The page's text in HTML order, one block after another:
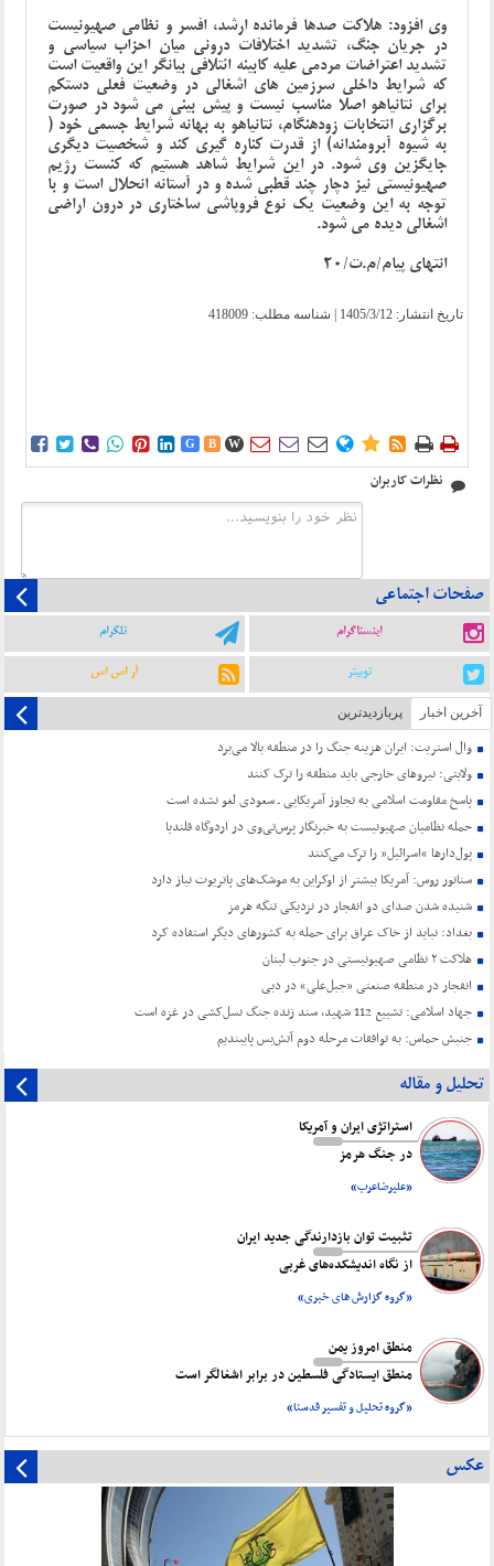
وی افزود: هلاکت صدها فرمانده ارشد، افسر و نظامی صهیونیست
در جریان جنگ، تشدید اختلافات درونی میان احزاب سیاسی و
تشدید اعتراضات مردمی علیه کابینه ائتلافی بیانگر این واقعیت است
که شرایط داخلی سرزمین های اشغالی در وضعیت فعلی دستکم
برای نتانیاهو اصلا مناسب نیست و پیش بینی می شود در صورت
برگزاری انتخابات زودهنگام، نتانیاهو به بهانه شرایط جسمی خود (
به شیوه آبرومندانه) از قدرت کناره گیری کند و شخصیت دیگری
جایگزین وی شود. در این شرایط شاهد هستیم که کنست رژیم
صهیونیستی نیز دچار چند قطبی شده و در آستانه انحلال است و با
توجه به این وضعیت یک نوع فروپاشی ساختاری در درون اراضی
اشغالی دیده می شود.
انتهای پیام/م.ت/20
تاریخ انتشار: 1405/3/12 | شناسه مطلب: 418009
      G B W        
نظرات کاربران
صفحات اجتماعی
اینستاگرام تلگرام
توییتر آر اس اس
آخرین اخبار پربازدیدترین
وال استریت: ایران هزینه جنگ را در منطقه بالا می‌برد
ولایتی: نیروهای خارجی باید منطقه را ترک کنند
پاسخ مقاومت اسلامی به تجاوز آمریکایی ـ سعودی لغو نشده است
حمله نظامیان صهیونیست به خبرنگار پرس‌تی‌وی در اردوگاه قلندیا
پول‌دارها “اسرائیل” را ترک می‌کنند
سناتور روس: آمریکا بیشتر از اوکراین به موشک‌های پاتریوت نیاز دارد
شنیده شدن صدای دو انفجار در نزدیکی تنگه هرمز
بغداد: نباید از خاک عراق برای حمله به کشورهای دیگر استفاده کرد
هلاکت ۲ نظامی صهیونیستی در جنوب لبنان
انفجار در منطقه صنعتی «جبل‌علی» در دبی
جهاد اسلامی: تشییع 112 شهید، سند زنده جنگ نسل‌کشی در غزه است
جنبش حماس: به توافقات مرحله دوم آتش‌بس پایبندیم
تحلیل و مقاله
استراتژی ایران و آمریکا
در جنگ هرمز
«علیرضاعرب»
تثبیت توان بازدارندگی جدید ایران
از نگاه اندیشکده‌های غربی
«گروه گزارش های خبری»
منطق امروز یمن
منطق ایستادگی فلسطین در برابر اشغالگر است
«گروه تحلیل و تفسیر قدسنا»
عکس